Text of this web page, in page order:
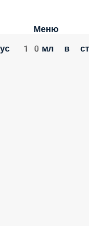
Меню
10мл в